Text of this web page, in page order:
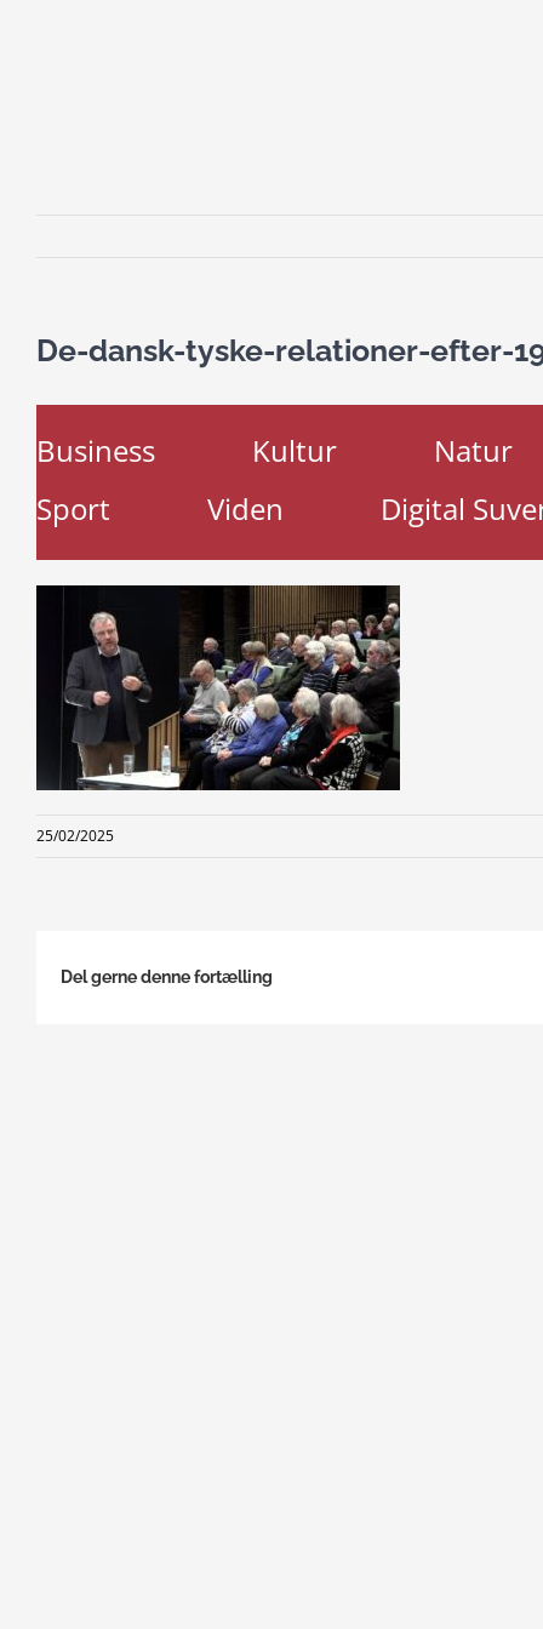
De-dansk-tyske-relationer-efter-
Business Kultur
Natur
Sport
Viden Digital
25/02/2025
Del gerne denne fortælling